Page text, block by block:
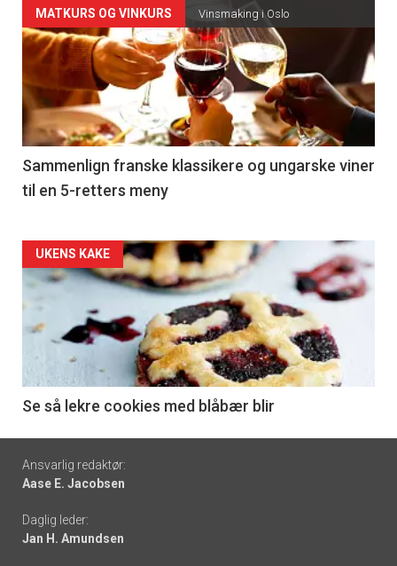
Forsiden
akkurat
nå
-
5
MATKURS OG VINKURS Vinsmaking i Oslo
Sammenlign franske klassikere og ungarske viner
til en 5-retters meny
Forsiden
akkurat
nå
6
UKENS KAKE
Se så lekre cookies med blåbær blir
Footer
-
links
Ansvarlig redaktør:
Aase E. Jacobsen
Daglig leder:
Jan H. Amundsen